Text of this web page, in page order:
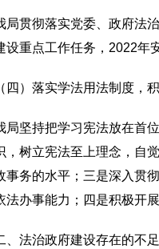
彻落实党委、政府法治
设重点工作任务，2022年
落实学法用法制度，积
持把学习宪法放在首位
，树立宪法至上理念，自
事务的水平；三是深入贯
法办事能力；四是积极开
治政府建设存在的不足